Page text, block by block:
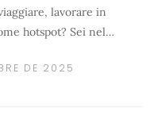
lavorare in
hotspot? Sei nel…
DE 2025